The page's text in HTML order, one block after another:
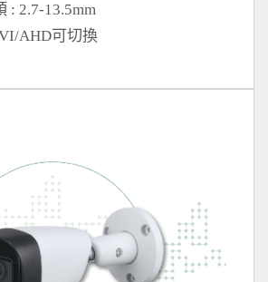
: 2.7-13.5mm
AHD可切換